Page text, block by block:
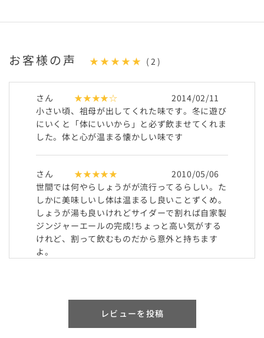
お客様の声 ★★★★★ (2)
さん ★★★★☆
2014/02/11
小さい頃、祖母が出してくれた味です。冬に遊び
にいくと「体にいいから」と必ず飲ませてくれま
した。体と心が温まる懐かしい味です
さん ★★★★★
2010/05/06
世間では何やらしょうがが流行ってるらしい。た
しかに美味しいし体は温まるし良いことずくめ。
しょうが湯も良いけれどサイダーで割れば自家製
ジンジャーエールの完成!ちょっと高い気がする
けれど、割って飲むものだから意外と持ちます
よ。
レビューを投稿